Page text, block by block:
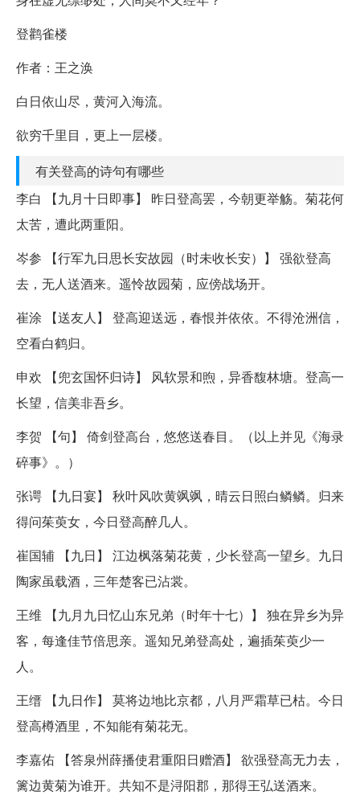
登鹳雀楼
作者：王之涣
白日依山尽，黄河入海流。
欲穷千里目，更上一层楼。
有关登高的诗句有哪些
李白 【九月十日即事】 昨日登高罢，今朝更举觞。菊花何
太苦，遭此两重阳。
岑参 【行军九日思长安故园（时未收长安）】 强欲登高
去，无人送酒来。遥怜故园菊，应傍战场开。
崔涂 【送友人】 登高迎送远，春恨并依依。不得沧洲信，
空看白鹤归。
申欢 【兜玄国怀归诗】 风软景和煦，异香馥林塘。登高一
长望，信美非吾乡。
李贺 【句】 倚剑登高台，悠悠送春目。（以上并见《海录
碎事》。）
张谔 【九日宴】 秋叶风吹黄飒飒，晴云日照白鳞鳞。归来
得问茱萸女，今日登高醉几人。
崔国辅 【九日】 江边枫落菊花黄，少长登高一望乡。九日
陶家虽载酒，三年楚客已沾裳。
王维 【九月九日忆山东兄弟（时年十七）】 独在异乡为异
客，每逢佳节倍思亲。遥知兄弟登高处，遍插茱萸少一
人。
王缙 【九日作】 莫将边地比京都，八月严霜草已枯。今日
登高樽酒里，不知能有菊花无。
李嘉佑 【答泉州薛播使君重阳日赠酒】 欲强登高无力去，
篱边黄菊为谁开。共知不是浔阳郡，那得王弘送酒来。